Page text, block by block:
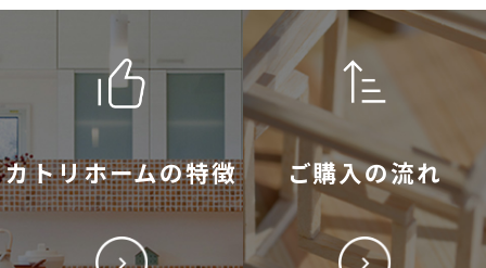
カトリホームの特徴 ご購入の流れ